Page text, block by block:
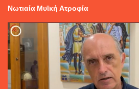
Νωτιαία Μυϊκή Ατροφία